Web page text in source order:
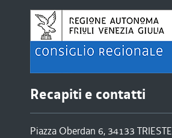
Recapiti e contatti
Piazza Oberdan 6, 34133 TRIESTE